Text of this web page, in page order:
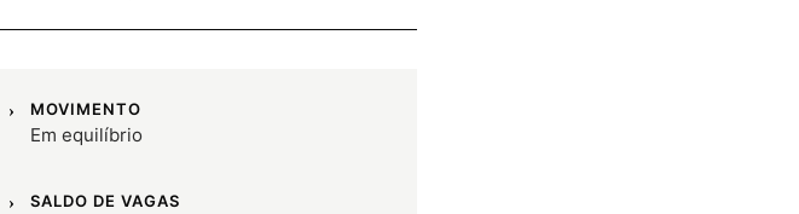
MOVIMENTO
Em equilíbrio
SALDO DE VAGAS